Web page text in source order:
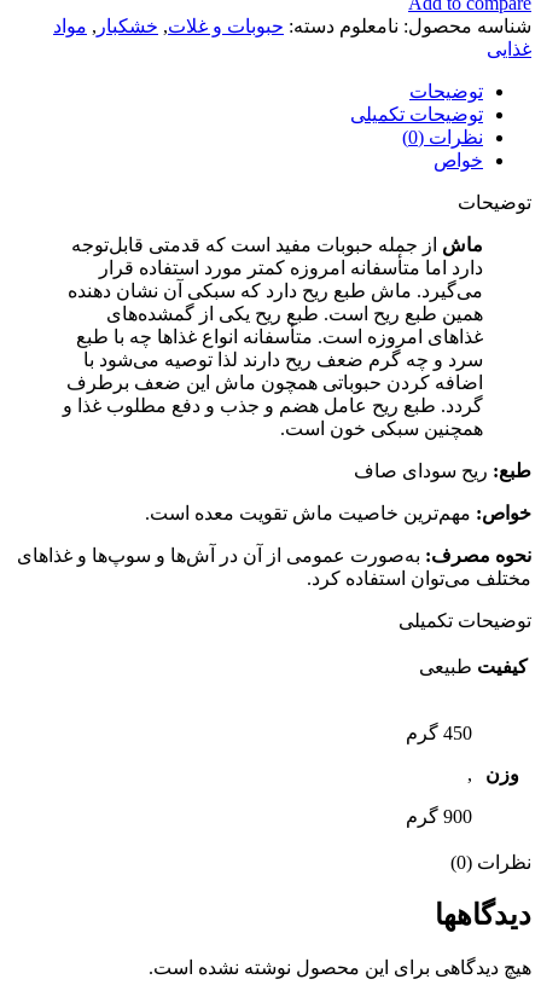
شناسه محصول: نامعلوم دسته: حبوبات و غلات, خشکبار , مواد
غذایی
توضیحات
توضیحات تکمیلی
نظرات (0)
خواص
توضیحات
ماش از جمله حبوبات مفید است که قدمتی قابل‌توجه
دارد اما متأسفانه امروزه کمتر مورد استفاده قرار
می‌گیرد. ماش طبع ریح دارد که سبکی آن نشان دهنده
همین طبع ریح است. طبع ریح یکی از گمشده‌های
غذاهای امروزه است. متأسفانه انواع غذاها چه با طبع
سرد و چه گرم ضعف ریح دارند لذا توصیه می‌شود با
اضافه کردن حبوباتی همچون ماش این ضعف برطرف
گردد. طبع ریح عامل هضم و جذب و دفع مطلوب غذا و
همچنین سبکی خون است.
طبع: ریح سودای صاف
خواص: مهم‌ترین خاصیت ماش تقویت معده است.
نحوه مصرف: به‌صورت عمومی از آن در آش‌ها و سوپ‌ها و غذاهای
مختلف می‌توان استفاده کرد.
توضیحات تکمیلی
کیفیت طبیعی
وزن
450 گرم
,
900 گرم
نظرات (0)
دیدگاهها
هیچ دیدگاهی برای این محصول نوشته نشده است.